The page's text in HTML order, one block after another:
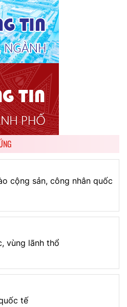
cộng sản, công nhân quốc
vùng lãnh thổ
tế